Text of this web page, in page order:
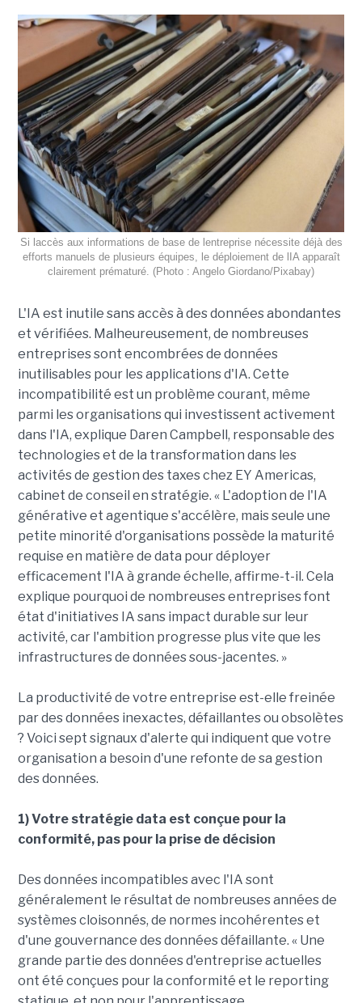
Si laccès aux informations de base de lentreprise nécessite déjà des
efforts manuels de plusieurs équipes, le déploiement de lIA apparaît
clairement prématuré. (Photo : Angelo Giordano/Pixabay)
L'IA est inutile sans accès à des données abondantes
et vérifiées. Malheureusement, de nombreuses
entreprises sont encombrées de données
inutilisables pour les applications d'IA. Cette
incompatibilité est un problème courant, même
parmi les organisations qui investissent activement
dans l'IA, explique Daren Campbell, responsable des
technologies et de la transformation dans les
activités de gestion des taxes chez EY Americas,
cabinet de conseil en stratégie. « L'adoption de l'IA
générative et agentique s'accélère, mais seule une
petite minorité d'organisations possède la maturité
requise en matière de data pour déployer
efficacement l'IA à grande échelle, affirme-t-il. Cela
explique pourquoi de nombreuses entreprises font
état d'initiatives IA sans impact durable sur leur
activité, car l'ambition progresse plus vite que les
infrastructures de données sous-jacentes. »
La productivité de votre entreprise est-elle freinée
par des données inexactes, défaillantes ou obsolètes
? Voici sept signaux d'alerte qui indiquent que votre
organisation a besoin d'une refonte de sa gestion
des données.
1) Votre stratégie data est conçue pour la
conformité, pas pour la prise de décision
Des données incompatibles avec l'IA sont
généralement le résultat de nombreuses années de
systèmes cloisonnés, de normes incohérentes et
d'une gouvernance des données défaillante. « Une
grande partie des données d'entreprise actuelles
ont été conçues pour la conformité et le reporting